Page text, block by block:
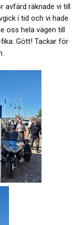
avfärd räknade vi till
i tid och vi hade
oss hela vägen till
Gött! Tackar för